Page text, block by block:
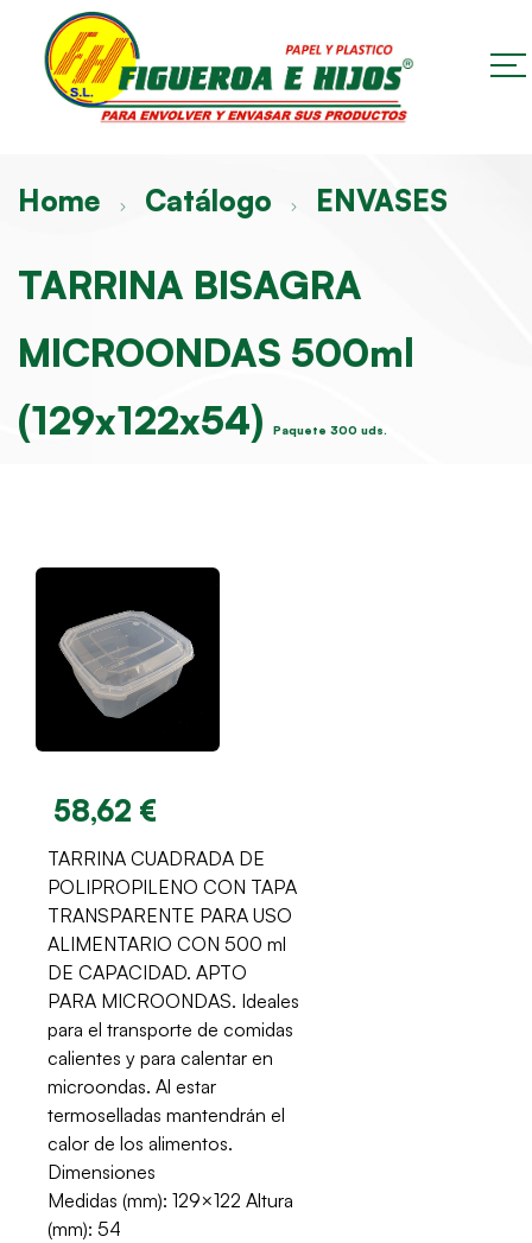
Home Catálogo ENVASES
TARRINA BISAGRA
MICROONDAS 500ml
(129x122x54)
Paquete 300 uds.
58,62 €
TARRINA CUADRADA DE
POLIPROPILENO CON TAPA
TRANSPARENTE PARA USO
ALIMENTARIO CON 500 ml
DE CAPACIDAD. APTO
PARA MICROONDAS. Ideales
para el transporte de comidas
calientes y para calentar en
microondas. Al estar
termoselladas mantendrán el
calor de los alimentos.
Dimensiones
Medidas (mm): 129×122 Altura
(mm): 54